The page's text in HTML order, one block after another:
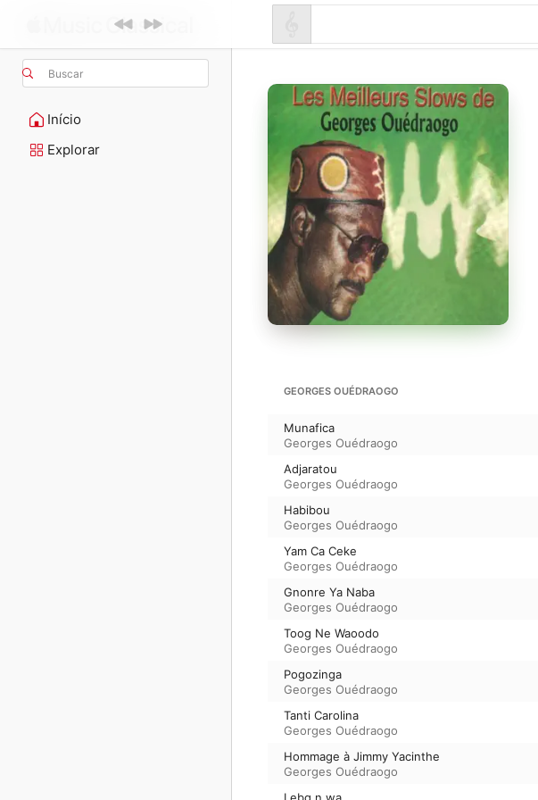
Buscar
Início
Explorar
GEORGES OUÉDRAOGO
Munafica
Georges Ouédraogo
Adjaratou
Georges Ouédraogo
Habibou
Georges Ouédraogo
Yam Ca Ceke
Georges Ouédraogo
Gnonre Ya Naba
Georges Ouédraogo
Toog Ne Waoodo
Georges Ouédraogo
Pogozinga
Georges Ouédraogo
Tanti Carolina
Georges Ouédraogo
Hommage à Jimmy Yacinthe
Georges Ouédraogo
Lebg n wa